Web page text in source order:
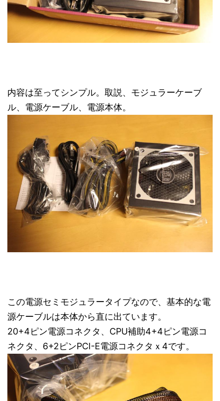
内容は至ってシンプル。取説、モジュラーケーブ
ル、電源ケーブル、電源本体。
この電源セミモジュラータイプなので、基本的な電
源ケーブルは本体から直に出ています。
20+4ピン電源コネクタ、CPU補助4+4ピン電源コ
ネクタ、6+2ピンPCI-E電源コネクタｘ4です。